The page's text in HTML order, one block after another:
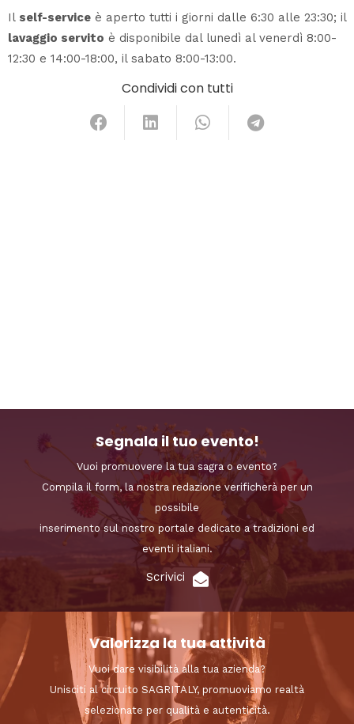
Il self-service è aperto tutti i giorni dalle 6:30 alle 23:30; il
lavaggio servito è disponibile dal lunedì al venerdì 8:00-
12:30 e 14:00-18:00, il sabato 8:00-13:00.
Condividi con tutti
Segnala il tuo evento!
Vuoi promuovere la tua sagra o evento?
Compila il form, la nostra redazione verificherà per un
possibile
inserimento sul nostro portale dedicato a tradizioni ed
eventi italiani.
Scrivici
Valorizza la tua attività
Vuoi dare visibilità alla tua azienda?
Unisciti al circuito SAGRITALY, promuoviamo realtà
selezionate per qualità e autenticità.